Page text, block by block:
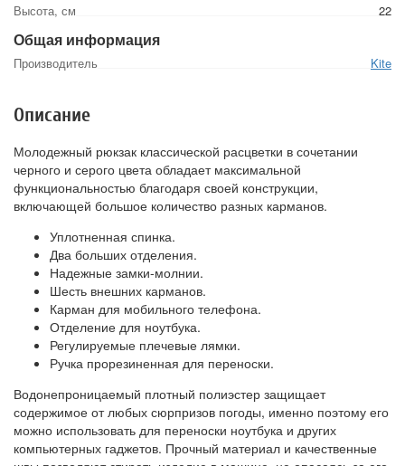
Высота, см
22
Общая информация
Производитель Kite
Описание
Молодежный рюкзак классической расцветки в сочетании
черного и серого цвета обладает максимальной
функциональностью благодаря своей конструкции,
включающей большое количество разных карманов.
Уплотненная спинка.
Два больших отделения.
Надежные замки-молнии.
Шесть внешних карманов.
Карман для мобильного телефона.
Отделение для ноутбука.
Регулируемые плечевые лямки.
Ручка прорезиненная для переноски.
Водонепроницаемый плотный полиэстер защищает
содержимое от любых сюрпризов погоды, именно поэтому его
можно использовать для переноски ноутбука и других
компьютерных гаджетов. Прочный материал и качественные